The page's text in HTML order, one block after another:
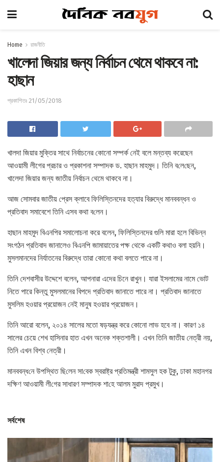
Home রাজনীতি
খালেদা জিয়ার জন্য নির্বাচন থেমে থাকবে না:
হাছান
প্রকাশিতঃ 21/05/2018
খালদা জিয়ার মুক্তির সাথে নির্বাচনের কোনো সম্পর্ক নেই বলে মন্তব্য করেছেন
আওয়ামী লীগের প্রচার ও প্রকাশনা সম্পাদক ড. হাছান মাহমুদ। তিনি ব‌লে‌ছেন,
খালেদা জিয়ার জন্য জাতীয় নির্বাচন থেমে থাকবে না।
আজ সোমবার জাতীয় প্রেস ক্লাবে ফিলিস্তিনদের হত্যার বিরুদ্ধে মানববন্ধন ও
প্রতিবাদ সমাবেশে তি‌নি এসব কথা ব‌লেন।
হাছান মাহমুদ বিএনপির সমালোচনা করে বলেন, ফিলিস্তিনদের গুলি মারা হলে বিভিন্ন
সংগঠন প্রতিবাদ জানালেও বিএনপি জামায়াতের পক্ষ থেকে একটি কথাও বলা হয়নি।
মুসলমানদের নির্যাতনের বিরুদ্ধে তারা কোনো কথা বলতে পারে না।
তিনি দেশবাসীর উদ্দেশে বলেন, আপনারা এদের চিনে রাখুন। যারা ইসলামের নামে ভোট
নিতে পারে কিন্তু মুসলমানের বিপদে প্রতিবাদ জানাতে পারে না। প্রতিবাদ জানাতে
মুসলিম হওয়ার প্রয়োজন নেই মানুষ হওয়ার প্রয়োজন।
তিনি আরো বলেন, ২০১৪ সালের মতো ষড়যন্ত্র করে কোনো লাভ হবে না। কারণ ১৪
সালের চেয়ে শেখ হাসিনার হাত এখন অনেক শক্তশালী। এখন তিনি জাতীয় নেত্রী নয়,
তিনি এখন বিশ্ব নেত্রী।
মানববন্ধ‌নে উপ‌স্থিত ছি‌লেন সা‌বেক স্বরাষ্ট্র প্রতিমন্ত্রী শামসুল হক টুকু, ঢাকা মহানগর
দ‌ক্ষিণ আ‌ওয়ামী লী‌গের সাধারণ সম্পাদক শা‌হে আলম মুরাদ প্রমুখ।
সর্বশেষ